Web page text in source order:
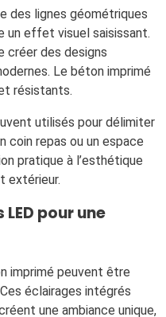
des lignes géométriques
un effet visuel saisissant.
créer des designs
Le béton imprimé
résistants.
utilisés pour délimiter
coin repas ou un espace
pratique à l’esthétique
extérieur.
pour une
imprimé peuvent être
éclairages intégrés
une ambiance unique,